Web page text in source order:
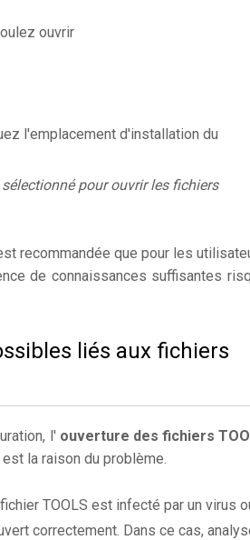
ouvrir
l'emplacement d'installation du
pour ouvrir les fichiers
recommandée que pour les
de connaissances suffisantes
liés aux fichiers
l' ouverture des fichiers
la raison du problème.
TOOLS est infecté par un virus
correctement. Dans ce cas,